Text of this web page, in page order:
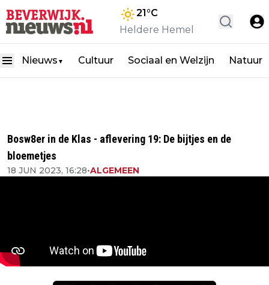
21°C
Heldere Hemel
Nieuws ▼ Cultuur Sociaal en Welzijn Natuur
Bosw8er in de Klas - aflevering 19: De bijtjes en de
bloemetjes
18 JUN 2023, 16:28•ALGEMEEN